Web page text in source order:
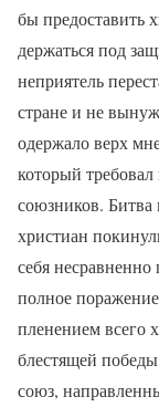
бы предоставить
держаться под
неприятель
стране и не
одержало верх
который требовал
союзников. Битва
христиан
себя
полное
пленением всего
блестящей
союз,